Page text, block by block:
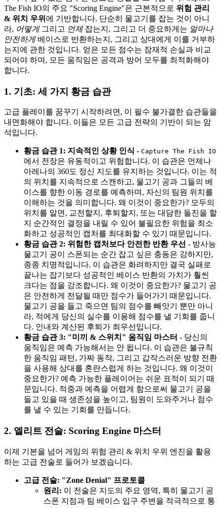
The Fish IO의 주요 "Scoring Engine"은 근본적으로 위험 관리
& 위치 우위 에 기반합니다. 단순히 물고기를 잡는 것이 아니
라, 어떻게그리고 언제잡는지, 그리고 더 중요하게는 얼마나
안전하게베이스로 반환하는지, 그리고 상대에게 이를 거부하
는지에 관한 것입니다. 얻은 모든 점수는 잠재적 손실과 비교
되어야 하며, 모든 움직임은 공격과 방어 모두를 최적화해야
합니다.
1. 기초: 세 가지 황금 습관
고급 플레이를 꿈꾸기 시작하려면, 이 필수 불가결한 습관들을
내면화해야 합니다. 이들은 모든 고급 전략의 기반이 되는 암
석입니다.
황금 습관 1: 지속적인 상황 인식 - Capture The Fish IO
에서 전장은 유동적이고 위험합니다. 이 습관은 언제나
아레나의 360도 정신 지도를 유지하는 것입니다. 이는 적
의 위치를 지속적으로 스캔하고, 물고기 공과 그들의 베
이스를 향한 이동 경로를 예측하며, 자신의 팀원 위치를
이해하는 것을 의미합니다. 왜 이것이 중요한가? 모두의
위치를 알면, 교전할지, 후퇴할지, 또는 대담한 돌진을 할
지 순간적인 결정을 내릴 수 있어 불필요한 위험을 최소
화하고 성공적인 캡처를 최대화할 수 있기 때문입니다.
황금 습관 2: 위험한 캡처보다 안전한 반환 우선 - 방사능
물고기 공이 스폰되는 순간 잡고 싶은 충동은 강하지만,
종종 치명적입니다. 이 습관은 화려하지만 결국 실패로
끝나는 잡기보다 성공적인 베이스 반환의 가치가 훨씬
크다는 점을 강조합니다. 왜 이것이 중요한가? 물고기 공
은 안전하게 전달될 때만 점수가 들어가기 때문입니다.
물고기 공을 들고 죽으면 팀의 점수를 빼앗기 뿐만 아니
라, 적에게 당신의 실수를 이용해 점수를 낼 기회를 줍니
다. 인내와 계산된 후퇴가 최우선입니다.
황금 습관 3: "미끼 & 스위치" 움직임 마스터 - 당신의
움직임은 예측 가능해서는 안 됩니다. 이 습관은 불규칙
한 움직임 패턴, 가짜 동작, 그리고 갑작스러운 방향 전환
을 사용해 상대를 혼란스럽게 하는 것입니다. 왜 이것이
중요한가? 예측 가능한 플레이어는 쉬운 표적이 되기 때
문입니다. 적중과 예측을 어렵게 함으로써 물고기 공을
들고 있을 때 생존성을 높이고, 팀원이 도와주거나 점수
를 낼 수 있는 기회를 만듭니다.
2. 엘리트 전술: Scoring Engine 마스터
이제 기본을 넘어 게임의 위험 관리 & 위치 우위 엔진을 활용
하는 고급 전술로 들어가 보겠습니다.
고급 전술: "Zone Denial" 프로토콜
원리: 이 전술은 지도의 주요 영역, 특히 물고기 공
스폰 지점과 팀 베이스 입구 주변을 적극적으로 통